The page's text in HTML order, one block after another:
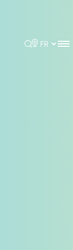
Rechercher
Choisir la